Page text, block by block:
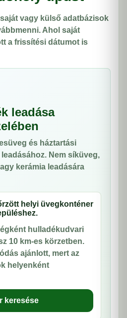
vagy külső adatbázisok
Ahol saját
a frissítési dátumot is
leadása
és háztartási
Nem síküveg,
kerámia leadására
helyi üvegkonténer
hulladékudvari
10 km-es körzetben.
ajánlott, mert az
helyenként
keresése